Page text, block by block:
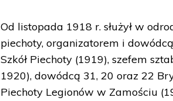
Od listopada 1918 r. służył w
piechoty, organizatorem i
Szkół Piechoty (1919), szefem
1920), dowódcą 31, 20 oraz 22
Piechoty Legionów w Zamościu